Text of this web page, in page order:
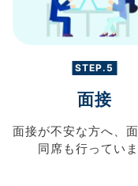
STEP.5
面接
面接が不安な方へ、
同席も行ってい